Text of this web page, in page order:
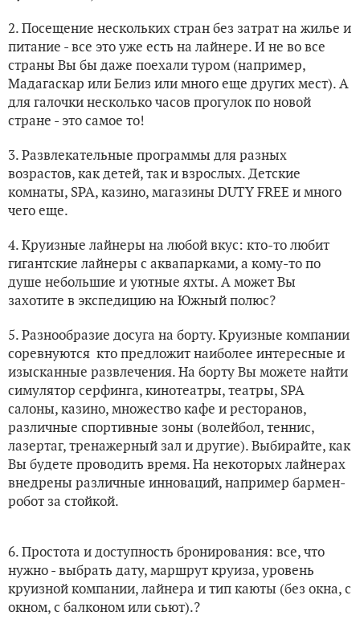
2. Посещение нескольких стран без затрат на жилье и
питание - все это уже есть на лайнере. И не во все
страны Вы бы даже поехали туром (например,
Мадагаскар или Белиз или много еще других мест). А
для галочки несколько часов прогулок по новой
стране - это самое то!
3. Развлекательные программы для разных
возрастов, как детей, так и взрослых. Детские
комнаты, SPA, казино, магазины DUTY FREE и много
чего еще.
4. Круизные лайнеры на любой вкус: кто-то любит
гигантские лайнеры с аквапарками, а кому-то по
душе небольшие и уютные яхты. А может Вы
захотите в экспедицию на Южный полюс?
5. Разнообразие досуга на борту. Круизные компании
соревнуются кто предложит наиболее интересные и
изысканные развлечения. На борту Вы можете найти
симулятор серфинга, кинотеатры, театры, SPA
салоны, казино, множество кафе и ресторанов,
различные спортивные зоны (волейбол, теннис,
лазертаг, тренажерный зал и другие). Выбирайте, как
Вы будете проводить время. На некоторых лайнерах
внедрены различные инноваций, например бармен-
робот за стойкой.
6. Простота и доступность бронирования: все, что
нужно - выбрать дату, маршрут круиза, уровень
круизной компании, лайнера и тип каюты (без окна, с
окном, с балконом или сьют).?